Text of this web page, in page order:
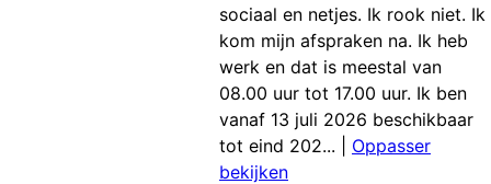
sociaal en netjes. Ik rook niet. Ik
kom mijn afspraken na. Ik heb
werk en dat is meestal van
08.00 uur tot 17.00 uur. Ik ben
vanaf 13 juli 2026 beschikbaar
tot eind 202...
Oppasser
bekijken